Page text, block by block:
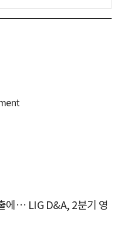
에… LIG D&A, 2분기 영